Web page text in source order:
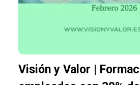
Visión y Valor |